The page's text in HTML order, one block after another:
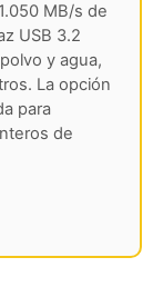
MB/s de
USB 3.2
y agua,
La opción
para
de